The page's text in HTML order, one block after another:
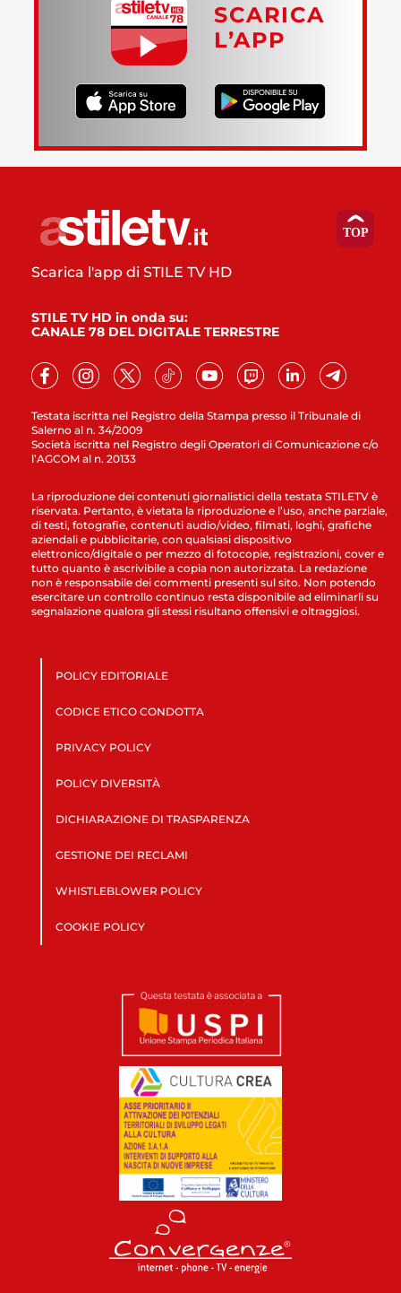
SCARICA
L’APP
Testata iscritta nel Registro della Stampa presso il Tribunale di
Salerno al n. 34/2009
Società iscritta nel Registro degli Operatori di Comunicazione c/o
l’AGCOM al n. 20133
Scarica l'app di STILE TV HD
STILE TV HD in onda su:
CANALE 78 DEL DIGITALE TERRESTRE
La riproduzione dei contenuti giornalistici della testata STILETV è
riservata. Pertanto, è vietata la riproduzione e l’uso, anche parziale,
di testi, fotografie, contenuti audio/video, filmati, loghi, grafiche
aziendali e pubblicitarie, con qualsiasi dispositivo
elettronico/digitale o per mezzo di fotocopie, registrazioni, cover e
tutto quanto è ascrivibile a copia non autorizzata. La redazione
non è responsabile dei commenti presenti sul sito. Non potendo
esercitare un controllo continuo resta disponibile ad eliminarli su
segnalazione qualora gli stessi risultano offensivi e oltraggiosi.
POLICY EDITORIALE
CODICE ETICO CONDOTTA
PRIVACY POLICY
POLICY DIVERSITÀ
DICHIARAZIONE DI TRASPARENZA
GESTIONE DEI RECLAMI
WHISTLEBLOWER POLICY
COOKIE POLICY